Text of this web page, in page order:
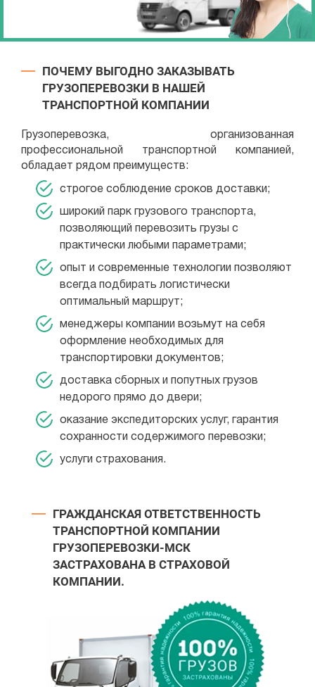
ПОЧЕМУ ВЫГОДНО ЗАКАЗЫВАТЬ
ГРУЗОПЕРЕВОЗКИ В НАШЕЙ
ТРАНСПОРТНОЙ КОМПАНИИ
Грузоперевозка, организованная
профессиональной транспортной компанией,
обладает рядом преимуществ:
строгое соблюдение сроков доставки;
широкий парк грузового транспорта,
позволяющий перевозить грузы с
практически любыми параметрами;
опыт и современные технологии позволяют
всегда подбирать логистически
оптимальный маршрут;
менеджеры компании возьмут на себя
оформление необходимых для
транспортировки документов;
доставка сборных и попутных грузов
недорого прямо до двери;
оказание экспедиторских услуг, гарантия
сохранности содержимого перевозки;
услуги страхования.
ГРАЖДАНСКАЯ ОТВЕТСТВЕННОСТЬ
ТРАНСПОРТНОЙ КОМПАНИИ
ГРУЗОПЕРЕВОЗКИ-МСК
ЗАСТРАХОВАНА В СТРАХОВОЙ
КОМПАНИИ.